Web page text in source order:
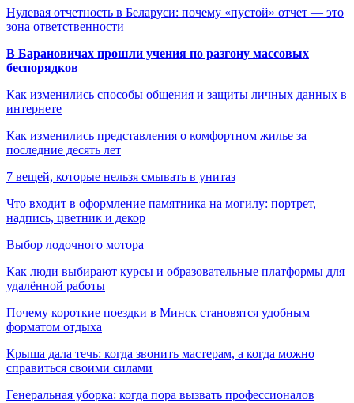
Нулевая отчетность в Беларуси: почему «пустой» отчет — это
зона ответственности
В Барановичах прошли учения по разгону массовых
беспорядков
Как изменились способы общения и защиты личных данных в
интернете
Как изменились представления о комфортном жилье за
последние десять лет
7 вещей, которые нельзя смывать в унитаз
Что входит в оформление памятника на могилу: портрет,
надпись, цветник и декор
Выбор лодочного мотора
Как люди выбирают курсы и образовательные платформы для
удалённой работы
Почему короткие поездки в Минск становятся удобным
форматом отдыха
Крыша дала течь: когда звонить мастерам, а когда можно
справиться своими силами
Генеральная уборка: когда пора вызвать профессионалов